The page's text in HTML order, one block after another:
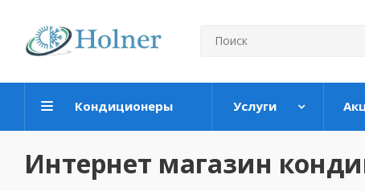
Кондиционеры Услуги
Интернет магазин